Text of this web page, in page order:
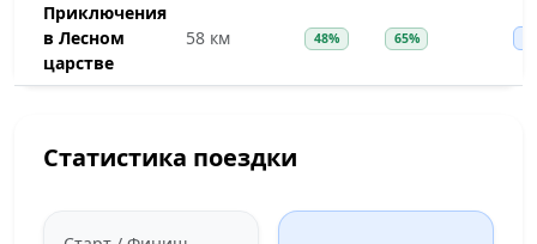
Приключения
в Лесном
царстве
58 км 48% 65%
Статистика поездки